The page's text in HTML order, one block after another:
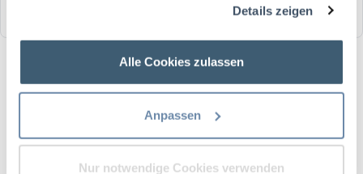
Trigger Symbol ändern oder widerrufen
Wenn Sie es erlauben, würden wir auch gerne:
welche bis auf einige Meter genau sein können
Ihr Gerät durch aktives Scannen nach bestimmten
Merkmalen (Fingerprinting) identifizieren
Details zeigen
Alle Cookies zulassen
Anpassen
Nur notwendige Cookies verwenden
Kilometerpauschale berechnen →